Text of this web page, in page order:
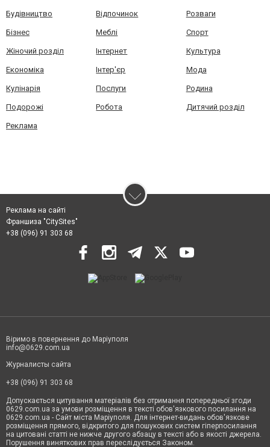
Будівництво Відпочинок Розваги
Бізнес Меблі Спорт
Жіночий розділ Інтернет Культура
Економіка Інтер'єр Мода
Кулінарія Послуги Родина
Подорожі Робота Дитячий розділ
Реклама
Реклама на сайті
Франшиза "CitySites"
+38 (096) 91 303 68
Віримо в повернення до Маріуполя
info@0629.com.ua
Журналисты сайта
+38 (096) 91 303 68
Допускається цитування матеріалів без отримання попередньої згоди
0629.com.ua за умови розміщення в тексті обов'язкового посилання на
0629.com.ua - Сайт міста Маріуполя. Для інтернет-видань обов'язкове
розміщення прямого, відкритого для пошукових систем гіперпосилання
на цитовані статті не нижче другого абзацу в тексті або в якості джерела.
Порушення виняткових прав переслідується Законом.